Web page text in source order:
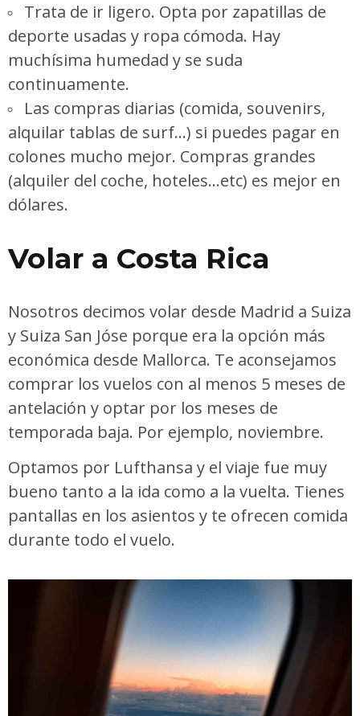
Trata de ir ligero. Opta por zapatillas de
deporte usadas y ropa cómoda. Hay
muchísima humedad y se suda
continuamente.
Las compras diarias (comida, souvenirs,
alquilar tablas de surf…) si puedes pagar en
colones mucho mejor. Compras grandes
(alquiler del coche, hoteles…etc) es mejor en
dólares.
Volar a Costa Rica
Nosotros decimos volar desde Madrid a Suiza
y Suiza San Jóse porque era la opción más
económica desde Mallorca. Te aconsejamos
comprar los vuelos con al menos 5 meses de
antelación y optar por los meses de
temporada baja. Por ejemplo, noviembre.
Optamos por Lufthansa y el viaje fue muy
bueno tanto a la ida como a la vuelta. Tienes
pantallas en los asientos y te ofrecen comida
durante todo el vuelo.